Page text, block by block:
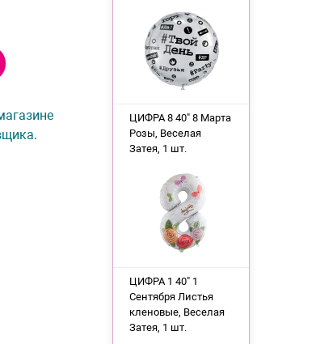
ЦИФРА 8 40" 8 Марта
Розы, Веселая
Затея, 1 шт.
ЦИФРА 1 40" 1
Сентября Листья
кленовые, Веселая
Затея, 1 шт.